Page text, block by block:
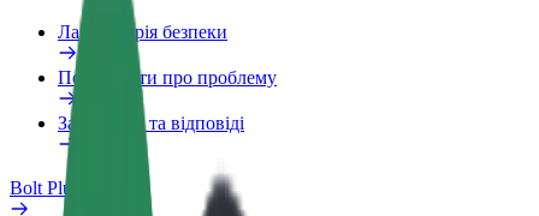
Лабораторія безпеки
Повідомити про проблему
Запитання та відповіді
Bolt Plus